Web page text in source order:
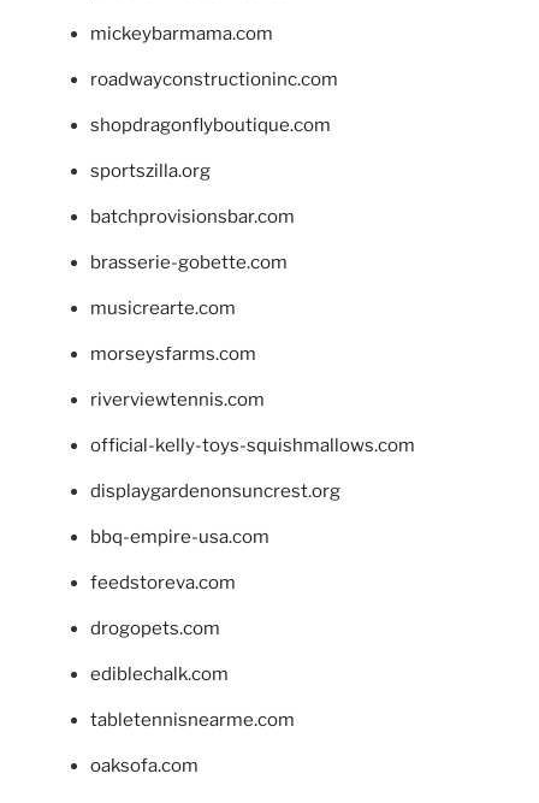
mickeybarmama.com
roadwayconstructioninc.com
shopdragonflyboutique.com
sportszilla.org
batchprovisionsbar.com
brasserie-gobette.com
musicrearte.com
morseysfarms.com
riverviewtennis.com
official-kelly-toys-squishmallows.com
displaygardenonsuncrest.org
bbq-empire-usa.com
feedstoreva.com
drogopets.com
ediblechalk.com
tabletennisnearme.com
oaksofa.com